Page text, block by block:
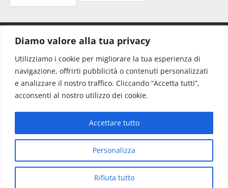
Diamo valore alla tua privacy
Utilizziamo i cookie per migliorare la tua esperienza di
navigazione, offrirti pubblicità o contenuti personalizzati
e analizzare il nostro traffico. Cliccando “Accetta tutti”,
acconsenti al nostro utilizzo dei cookie.
Personalizza
Rifiuta tutto
Accettare tutto
CONTATTI.
Redazione: redazione@www.martinasera.it
Direttore:direttore@www.martinasera.it
Info & Commerciale:info@www.martinasera.it
Home News Vivere la città EVENTI
Salute
Il Blog del Direttore
Copyright © All rights reserved.